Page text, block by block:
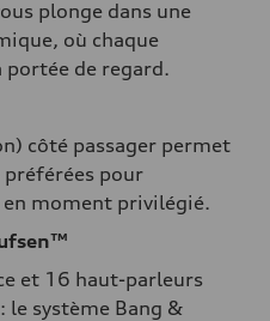
plonge dans une
où chaque
de regard.
côté passager permet
préférées pour
moment privilégié.
et 16 haut-parleurs
système Bang &